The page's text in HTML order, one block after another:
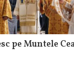
pe Muntele